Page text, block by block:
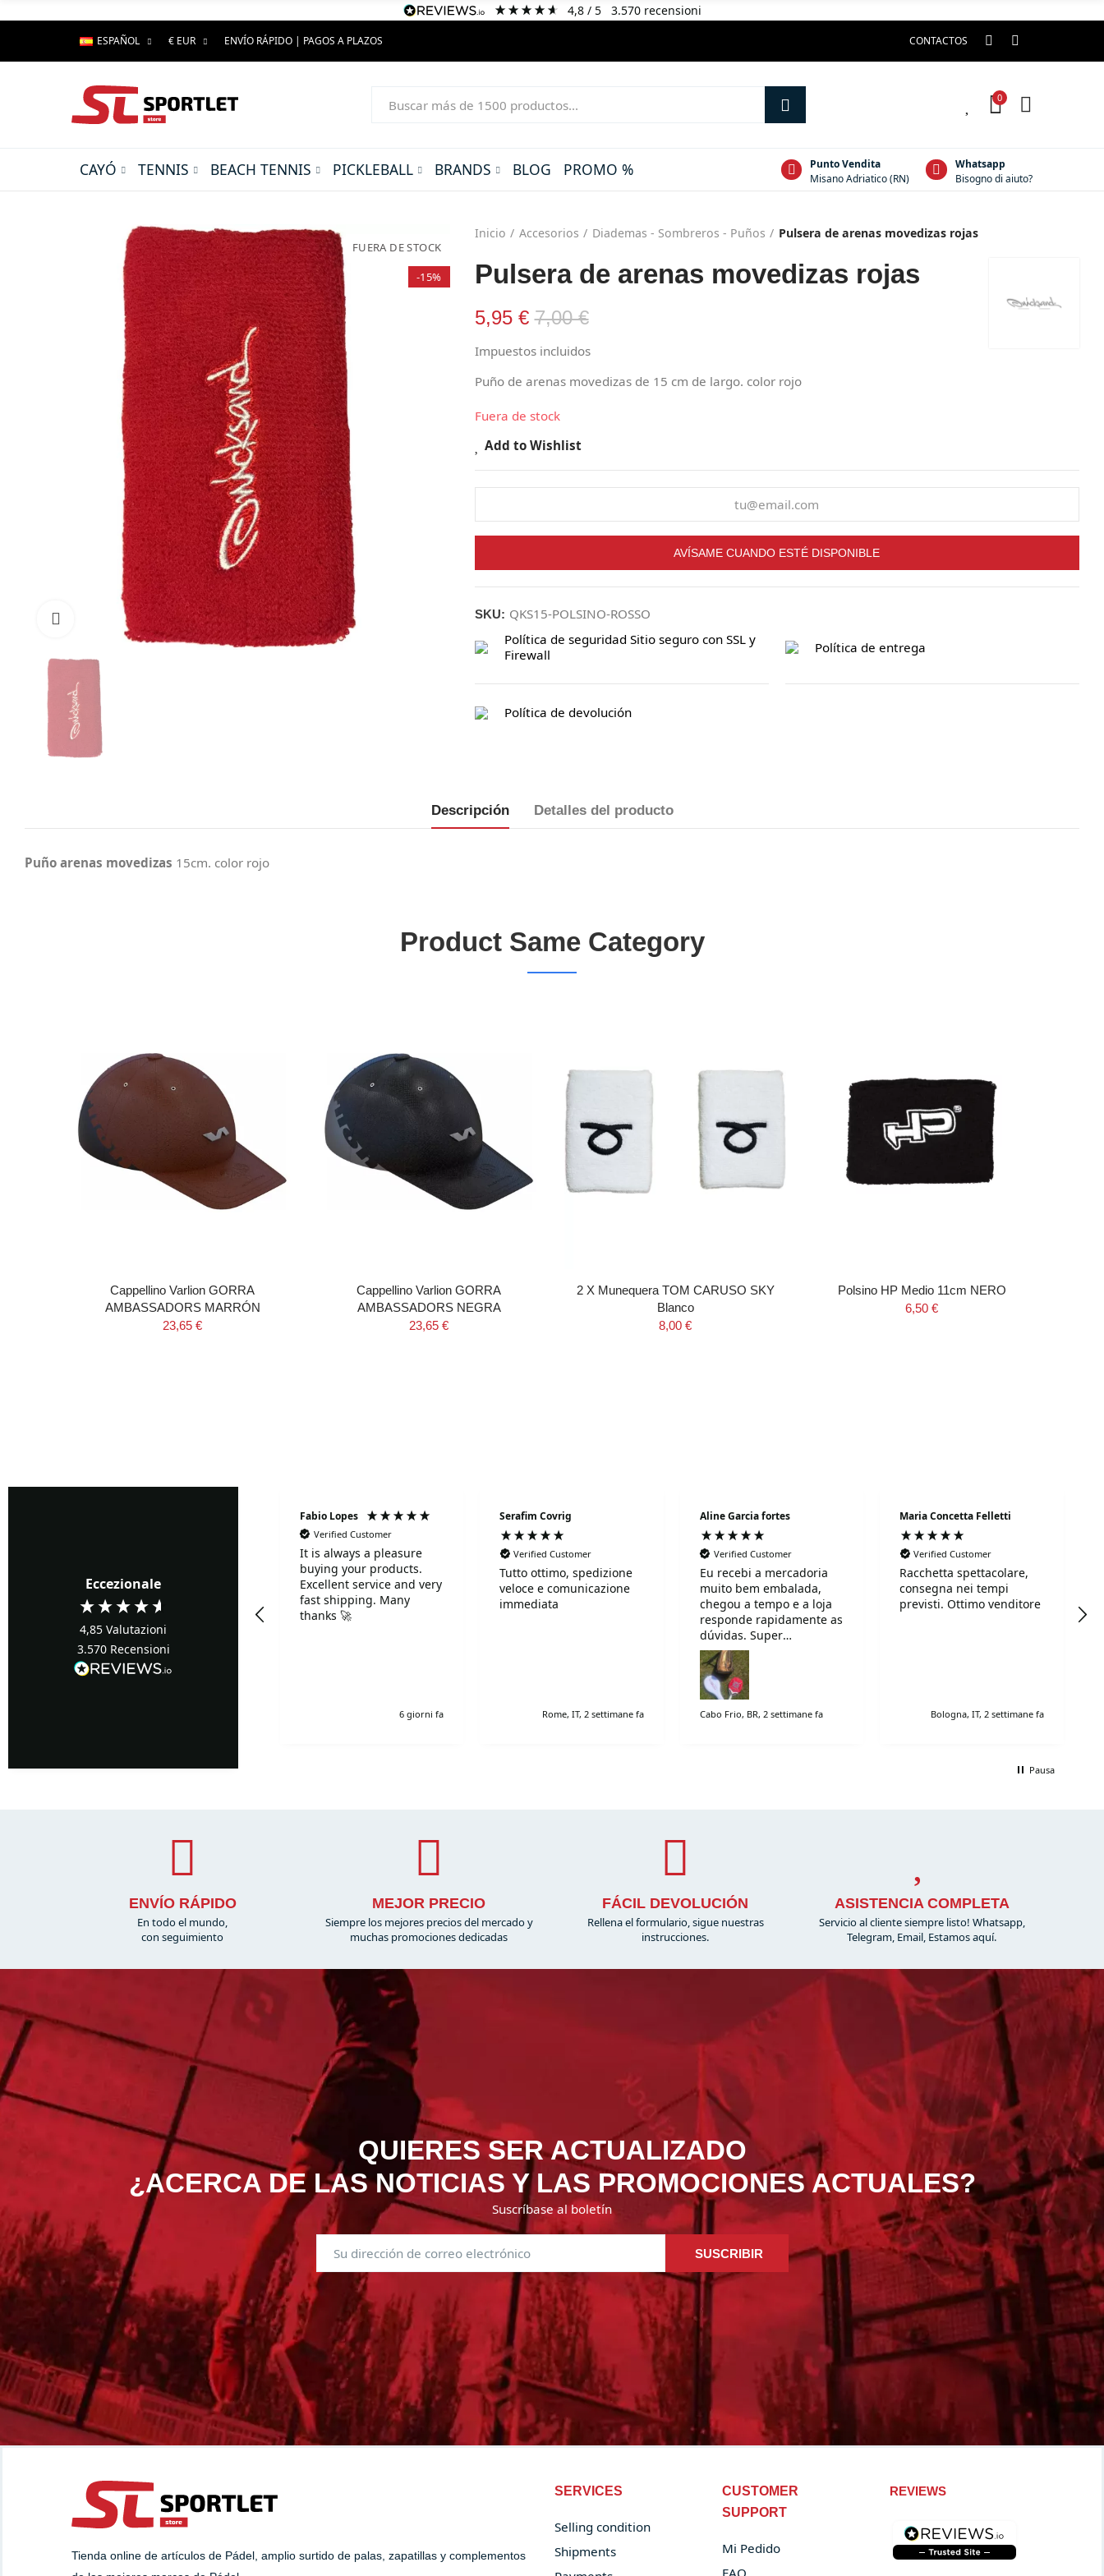
4,8/ 5 3.570 recensioni
ESPAÑOL € EUR ENVÍO RÁPIDO | PAGOS A PLAZOS CONTACTOS
0
CAYÓ TENNIS BEACH TENNIS PICKLEBALL BRANDS BLOG PROMO %
Punto Vendita
Misano Adriatico (RN)
Whatsapp
Bisogno di aiuto?
FUERA DE STOCK
-15%
Click to enlarge
Inicio Accesorios Diademas - Sombreros - Puños Pulsera de arenas movedizas rojas
Pulsera de arenas movedizas rojas
5,95 €7,00 €
Impuestos incluidos
Puño de arenas movedizas de 15 cm de largo. color rojo
Fuera de stock
Add to Wishlist
AVÍSAME CUANDO ESTÉ DISPONIBLE
SKU: QKS15-POLSINO-ROSSO
Política de seguridad Sitio seguro con SSL y
Firewall
Política de entrega
Política de devolución
Descripción Detalles del producto
Puño arenas movedizas 15cm. color rojo
Product Same Category
Cappellino Varlion GORRA
AMBASSADORS MARRÓN
23,65 €
Cappellino Varlion GORRA
AMBASSADORS NEGRA
23,65 €
2 X Munequera TOM CARUSO SKY
Blanco
8,00 €
Polsino HP Medio 11cm NERO
6,50 €
Eccezionale
4,85 Valutazioni
3.570 Recensioni
e racchetta tutto ok
Fabio Lopes
Verified Customer
It is always a pleasure
buying your products.
Excellent service and very
fast shipping. Many
thanks 🚀
6 giorni fa
Serafim Covrig
Verified Customer
Tutto ottimo, spedizione
veloce e comunicazione
immediata
Rome, IT, 2 settimane fa
Aline Garcia fortes
Verified Customer
Eu recebi a mercadoria
muito bem embalada,
chegou a tempo e a loja
responde rapidamente as
dúvidas. Super
recomendo!
Cabo Frio, BR, 2 settimane fa
Maria Concetta Felletti
Verified Customer
Racchetta spettacolare,
consegna nei tempi
previsti. Ottimo venditore
Bologna, IT, 2 settimane fa
Pausa
ENVÍO RÁPIDO
En todo el mundo,
con seguimiento
MEJOR PRECIO
Siempre los mejores precios del mercado y
muchas promociones dedicadas
FÁCIL DEVOLUCIÓN
Rellena el formulario, sigue nuestras
instrucciones.
ASISTENCIA COMPLETA
Servicio al cliente siempre listo! Whatsapp,
Telegram, Email, Estamos aquí.
QUIERES SER ACTUALIZADO
¿ACERCA DE LAS NOTICIAS Y LAS PROMOCIONES ACTUALES?
Suscríbase al boletín
SUSCRIBIR
Tienda online de artículos de Pádel, amplio surtido de palas, zapatillas y complementos
SERVICES
Selling condition
Shipments
CUSTOMER
SUPPORT
Mi Pedido
REVIEWS